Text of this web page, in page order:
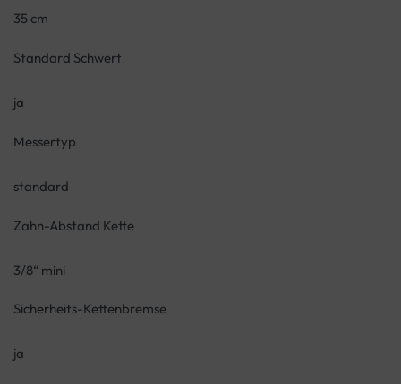
35 cm
Standard Schwert
ja
Messertyp
standard
Zahn-Abstand Kette
3/8“ mini
Sicherheits-Kettenbremse
ja